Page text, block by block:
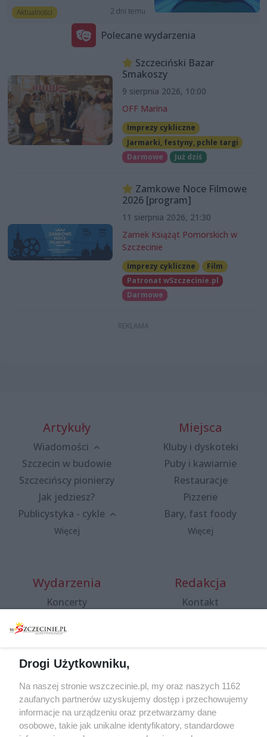
Aktualności 2 dni temu
Polecane wydarzenia
Szczeciński Bazar
Smakoszy
9 sierpnia 2026, 10:00
OFF Marina
Imprezy cykliczne
Jarmarki, festyny, pchle targi
Darmowe
Już dziś
Zamkowe Noce Filmowe
2026 [program]
11 sierpnia 2026, 21:30
Zamek Książąt Pomorskich w
Szczecinie
Imprezy cykliczne
Film
Patronat wSzczecinie.pl
Darmowe
Artykuły
Wiadomości
Szczecin w budowie
Szczecińscy pionierzy
Jak jedziesz?
Publicystyka - cykle
Więcej
Miejsca
Kluby i dyskoteki
Puby i kawiarnie
Restauracje
Pizzerie
Bary, fast foody
Więcej
Wydarzenia
Koncerty
Spacery i oprowadzania
targi
Wernisaże
Więcej
Redakcja
Kontakt
Specjalny koncert z okazji
20. urodzin portalu
wSzczecinie.pl
Regulamin konkursów
Drogi Użytkowniku,
Na naszej stronie wszczecinie.pl, my oraz naszych 1162
zaufanych partnerów uzyskujemy dostęp i przechowujemy
informacje na urządzeniu oraz przetwarzamy dane
osobowe, takie jak unikalne identyfikatory, standardowe